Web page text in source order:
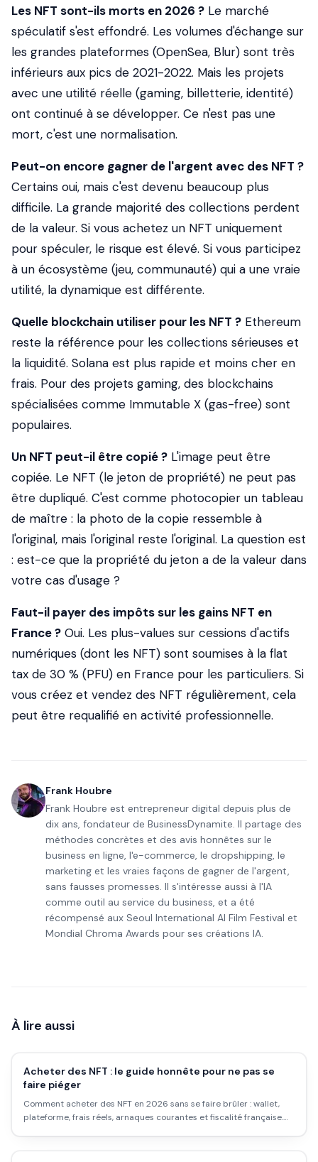
Les NFT sont-ils morts en 2026 ? Le marché
spéculatif s'est effondré. Les volumes d'échange sur
les grandes plateformes (OpenSea, Blur) sont très
inférieurs aux pics de 2021-2022. Mais les projets
avec une utilité réelle (gaming, billetterie, identité)
ont continué à se développer. Ce n'est pas une
mort, c'est une normalisation.
Peut-on encore gagner de l'argent avec des NFT ?
Certains oui, mais c'est devenu beaucoup plus
difficile. La grande majorité des collections perdent
de la valeur. Si vous achetez un NFT uniquement
pour spéculer, le risque est élevé. Si vous participez
à un écosystème (jeu, communauté) qui a une vraie
utilité, la dynamique est différente.
Quelle blockchain utiliser pour les NFT ? Ethereum
reste la référence pour les collections sérieuses et
la liquidité. Solana est plus rapide et moins cher en
frais. Pour des projets gaming, des blockchains
spécialisées comme Immutable X (gas-free) sont
populaires.
Un NFT peut-il être copié ? L'image peut être
copiée. Le NFT (le jeton de propriété) ne peut pas
être dupliqué. C'est comme photocopier un tableau
de maître : la photo de la copie ressemble à
l'original, mais l'original reste l'original. La question est
: est-ce que la propriété du jeton a de la valeur dans
votre cas d'usage ?
Faut-il payer des impôts sur les gains NFT en
France ? Oui. Les plus-values sur cessions d'actifs
numériques (dont les NFT) sont soumises à la flat
tax de 30 % (PFU) en France pour les particuliers. Si
vous créez et vendez des NFT régulièrement, cela
peut être requalifié en activité professionnelle.
Frank Houbre
Frank Houbre est entrepreneur digital depuis plus de
dix ans, fondateur de BusinessDynamite. Il partage des
méthodes concrètes et des avis honnêtes sur le
business en ligne, l'e-commerce, le dropshipping, le
marketing et les vraies façons de gagner de l'argent,
sans fausses promesses. Il s'intéresse aussi à l'IA
comme outil au service du business, et a été
récompensé aux Seoul International AI Film Festival et
Mondial Chroma Awards pour ses créations IA.
À lire aussi
Acheter des NFT : le guide honnête pour ne pas se
faire piéger
Comment acheter des NFT en 2026 sans se faire brûler : wallet,
plateforme, frais réels, arnaques courantes et fiscalité française.